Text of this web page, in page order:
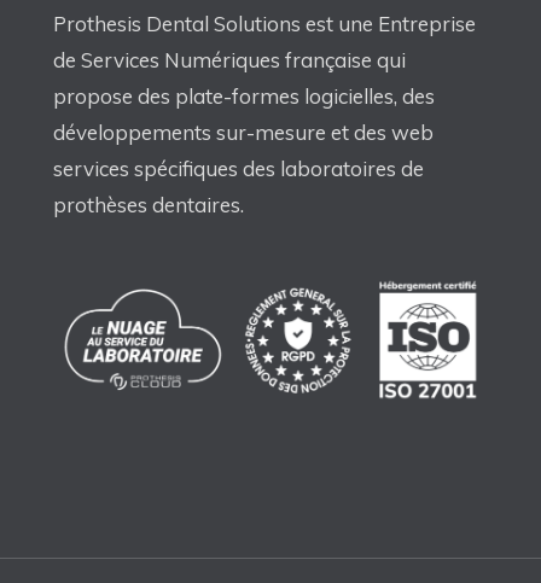
Prothesis Dental Solutions est une Entreprise
de Services Numériques française qui
propose des plate-formes logicielles, des
développements sur-mesure et des web
services spécifiques des laboratoires de
prothèses dentaires.